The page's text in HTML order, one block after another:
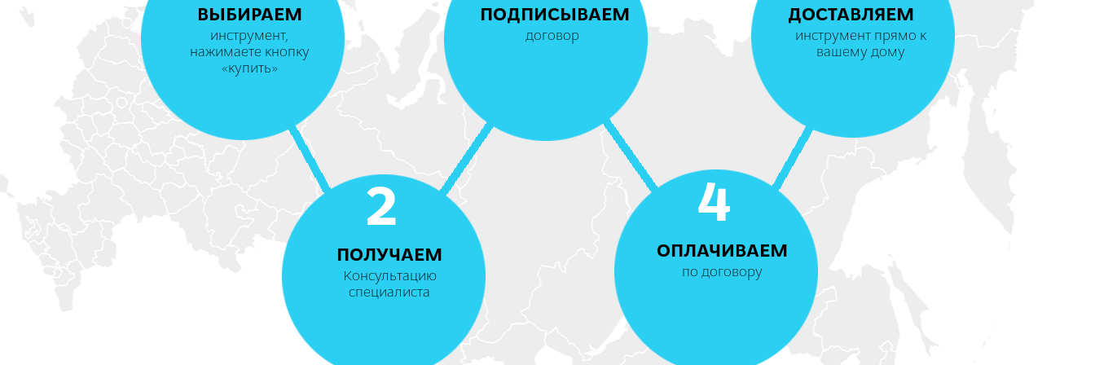
ВЫБИРАЕМ
инструмент,
нажимаете кнопку
«купить»
ПОДПИСЫВАЕМ
договор
ДОСТАВЛЯЕМ
инструмент прямо к
вашему дому
2
ПОЛУЧАЕМ
Консультацию
специалиста
4
ОПЛАЧИВАЕМ
по договору